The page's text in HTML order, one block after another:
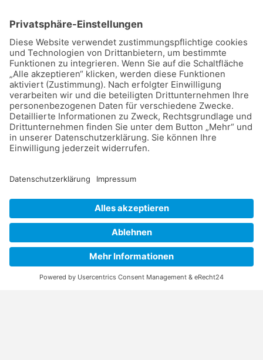
Schmuck-Messestand für Maurice Lacroix bauten wir
in Nürnberg und Mailand.
Unser Slogan „Spiel mit den Farben“ ist ein Fingerzeig
auf kreative Lösungen und den Mut zur
Farbgestaltung.
Es ist aber auch ein Hinweis auf ein Projekt, welchem
sich der Malerfachbetrieb Birkholz seit 2006 widmet:
Wir unterstützen die Damen, besonders aber die
Babelsberg e. V.
Billard ist die Kunst des Vorausdenkens und der
Konzentration. Durch diese Unterstützung konnte
schon einigen hyperaktiven Kindern geholfen und
gute Talente entdeckt werden.
Jedes Jahr seit 2008 richtet der Malerfachbetrieb